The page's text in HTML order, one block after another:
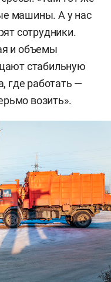
машины. А у нас
сотрудники.
и объемы
стабильную
где работать —
возить».